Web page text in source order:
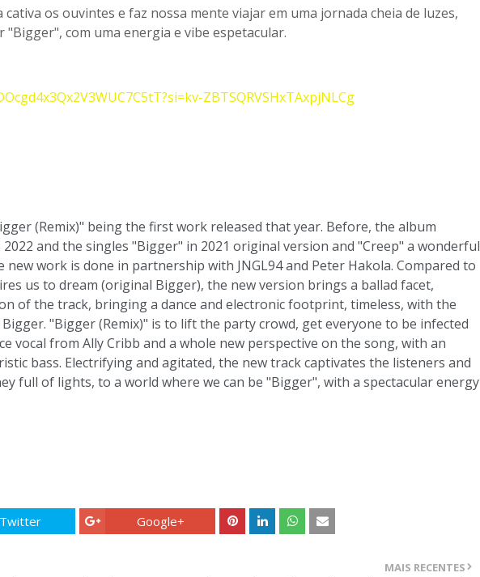
os ouvintes e faz nossa mente viajar em uma jornada cheia de luzes,
com uma energia e vibe espetacular.
ZBTSQRVSHxTAxpjNLCg
(Remix)" being the first work released that year. Before, the album
and the singles "Bigger" in 2021 original version and "Creep" a wonderful
new work is done in partnership with JNGL94 and Peter Hakola. Compared to
us to dream (original Bigger), the new version brings a ballad facet,
of the track, bringing a dance and electronic footprint, timeless, with the
"Bigger (Remix)" is to lift the party crowd, get everyone to be infected
vocal from Ally Cribb and a whole new perspective on the song, with an
bass. Electrifying and agitated, the new track captivates the listeners and
full of lights, to a world where we can be "Bigger", with a spectacular energy
Twitter Google+
MAIS RECENTES